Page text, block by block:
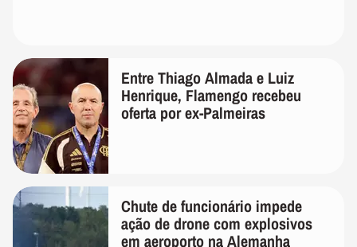
Entre Thiago Almada e Luiz
Henrique, Flamengo recebeu
oferta por ex-Palmeiras
Chute de funcionário impede
ação de drone com explosivos
em aeroporto na Alemanha